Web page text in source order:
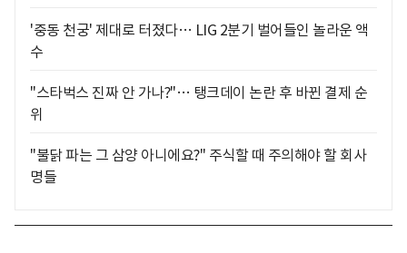
'중동 천궁' 제대로 터졌다… LIG 2분기 벌어들인 놀라운 액
수
"스타벅스 진짜 안 가나?"… 탱크데이 논란 후 바뀐 결제 순
위
"불닭 파는 그 삼양 아니에요?" 주식할 때 주의해야 할 회사
명들